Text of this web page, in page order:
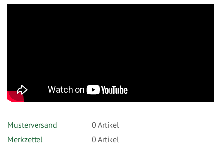
Musterversand 0 Artikel
Merkzettel
0 Artikel